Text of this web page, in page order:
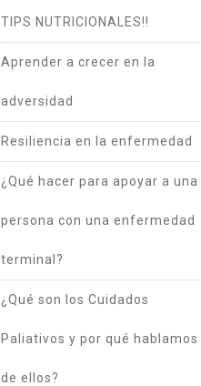
TIPS NUTRICIONALES!!
Aprender a crecer en la
adversidad
Resiliencia en la enfermedad
¿Qué hacer para apoyar a una
persona con una enfermedad
terminal?
¿Qué son los Cuidados
Paliativos y por qué hablamos
de ellos?